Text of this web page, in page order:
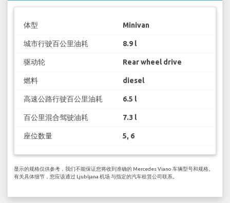
体型 Minivan
城市行驶百公里油耗 8.9 l
驱动轮 Rear wheel drive
燃料 diesel
高速公路行驶百公里油耗 6.5 l
百公里混合驾驶油耗 7.3 l
座位数量 5, 6
显示的规格仅供参考，我们不能保证您将收到准确的 Mercedes Viano 车辆型号和规格。
有关具体细节，您应该通过 Ljubljana 机场 与指定的汽车租赁公司联系。